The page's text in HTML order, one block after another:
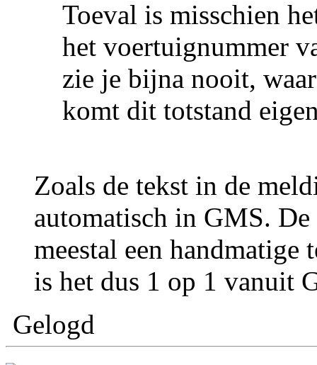
Toeval is misschien
het voertuignummer
zie je bijna nooit,
komt dit totstand
Zoals de tekst in de
automatisch in GMS.
meestal een
is het dus 1 op 1 vanuit
Gelogd